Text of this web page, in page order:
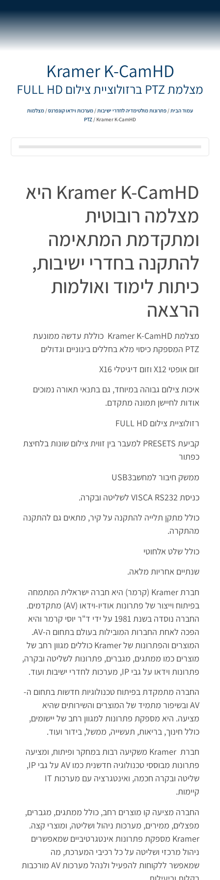
Kramer K-CamHD
מצלמת PTZ ברזולוציית צילום FULL HD
עמוד הבית / פתרונות מולטימדיה לחדרי ישיבות / מערכות וידאו קונפרנס/ מצלמות
PTZ / Kramer K-CamHD
Kramer K-CamHD היא
מצלמה רובוטית
ומתקדמת המתאימה
להתקנה בחדרי ישיבות,
כיתות לימוד ואולמות
הרצאה
מצלמת Kramer K-CamHD כוללת עדשה ממונעת
PTZ המספקת כיסוי מלא בחללים בינוניים וגדולים
זום אופטי X12 וזום דיגיטלי X16
איכות צילום גבוהה במיוחד, גם בתנאי תאורה נמוכים
אודות לחיישן תמונה מתקדם.
רזולוציית צילום FULL HD
קביעת PRESETS למעבר בין זווית צילום שונות בלחיצת
כפתור
ממשק חיבור למחשבUSB3
כניסת VISCA RS232 לשליטה ובקרה.
כולל מתקן תלייה להתקנה על קיר, מתאים גם להתקנה
מהתקרה.
כולל שלט אלחוטי
שנתיים אחריות מלאה.
חברת Kramer (קרמר) היא חברה ישראלית המתמחה
בפיתוח וייצור של פתרונות אודיו-וידאו (AV) מתקדמים.
החברה נוסדה בשנת 1981 על ידי ד"ר יוסי קרמר והיא
הפכה לאחת החברות המובילות בעולם בתחום ה-AV.
המוצרים והפתרונות של Kramer כוללים מגוון רחב של
מוצרים כמו ממתגים, מגברים, פתרונות לשליטה ובקרה,
פתרונות וידאו על גבי IP, מערכות לחדרי ישיבות ועוד.
החברה מתמקדת בפיתוח טכנולוגיות חדשות בתחום ה-
AV ובשיפור מתמיד של המוצרים והשירותים שהיא
מציעה. היא מספקת פתרונות למגוון רחב של יישומים,
כולל חינוך, בריאות, תעשייה, ממשל, בידור ועוד.
חברת Kramer משקיעה רבות במחקר ופיתוח, ומציעה
פתרונות מבוססי טכנולוגיה חדשנית כמו AV על גבי IP,
שליטה ובקרה חכמה, ואינטגרציה עם מערכות IT
קיימות.
החברה מציעה קו מוצרים רחב, כולל ממתגים, מגברים,
מפצלים, ממירים, מערכות ניהול ושליטה, ומוצרי קצה.
Kramer מספקת פתרונות אינטגרטיביים שמאפשרים
ניהול מרכזי ושליטה על כל רכיבי המערכת, מה
שמאפשר ללקוחות להפעיל ולנהל מערכות AV מורכבות